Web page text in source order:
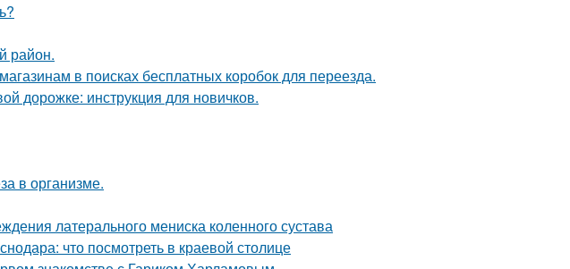
район.
в поисках бесплатных коробок для переезда.
дорожке: инструкция для новичков.
в организме.
латерального мениска коленного сустава
что посмотреть в краевой столице